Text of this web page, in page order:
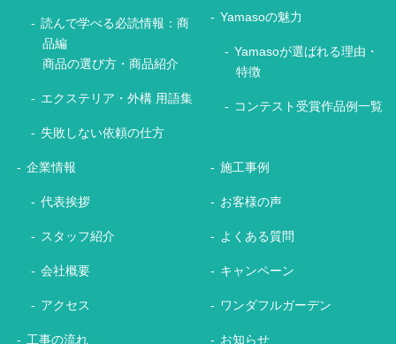
読んで学べる必読情報：商
品編
商品の選び方・商品紹介
エクステリア・外構 用語集
失敗しない依頼の仕方
Yamasoの魅力
Yamasoが選ばれる理由・
特徴
コンテスト受賞作品例一覧
企業情報
代表挨拶
スタッフ紹介
会社概要
アクセス
工事の流れ
施工事例
お客様の声
よくある質問
キャンペーン
ワンダフルガーデン
お知らせ